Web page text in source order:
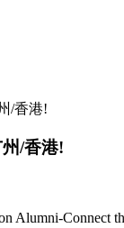
/香港!
/香港!
Alumni-